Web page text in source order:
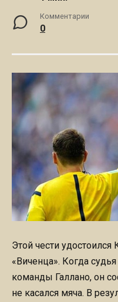
Комментарии
0
Этой чести удостоился
«Виченца». Когда
команды Галлано, он
не касался мяча. В